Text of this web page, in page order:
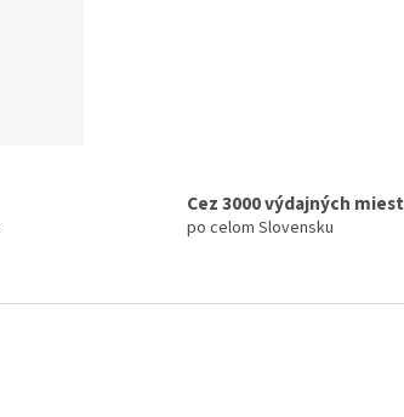
Cez 3000 výdajných miest
po celom Slovensku